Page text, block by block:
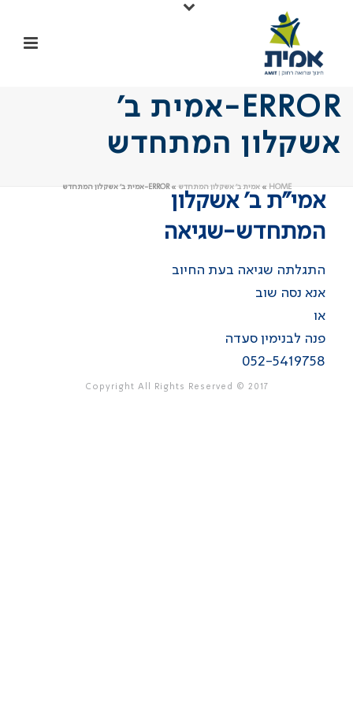
ERROR-אמית ב’
אשקלון המתחדש
HOME
»אמית ב’ אשקלון המתחדש »ERROR-אמית ב’ אשקלון המתחדש
אמי”ת ב’ אשקלון
המתחדש-שגיאה
התגלתה שגיאה בעת החיוב
אנא נסה שוב
או
פנה לבנימין סעדה
052-5419758
Copyright All Rights Reserved © 2017